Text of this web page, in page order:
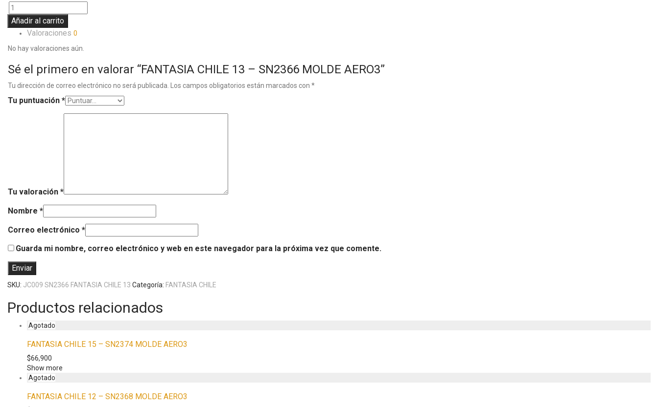
Añadir al carrito
Valoraciones 0
No hay valoraciones aún.
Sé el primero en valorar “FANTASIA CHILE 13 – SN2366 MOLDE AERO3”
Tu dirección de correo electrónico no será publicada. Los campos obligatorios están marcados con *
Tu puntuación *
Tu valoración *
Nombre *
Correo electrónico *
Guarda mi nombre, correo electrónico y web en este navegador para la próxima vez que comente.
SKU: JC009 SN2366 FANTASIA CHILE 13 Categoría: FANTASIA CHILE
Productos relacionados
FANTASIA CHILE 15 – SN2374 MOLDE AERO3
$66,900
Show more
FANTASIA CHILE 12 – SN2368 MOLDE AERO3